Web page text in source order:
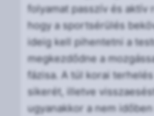
folyamat passzív és aktív
hogy a sportsérülés
ideig kell pihentetni a
megkezdődne a
fázisa. A túl korai
sikerét, illetve
ugyanakkor a nem